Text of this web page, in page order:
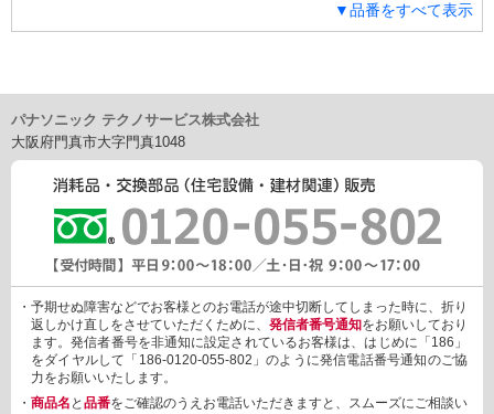
MWS,CH1009HWS,CH1009HMWS,CH1003ZWS,CH1003WS7,C
H1003WS,CH1003RWS7,CH1003RWS,CH1003RMWS,CH1003
WS,CH1002PMWS,CH1002MWS7,CH1002MWS,CH1002HWS,
CH1002HMWS,CH1001WS7,CH1001WS,CH1001MWS7,CH100
1MWS,CH1001HWS,CH1001HMWS,CH1009ZWS,CH1009WS7,
CH1009WS,CH1009MWS7,CH1009MWS,CH1009HWS,CH1009
HMWS,CH1003ZWS,CH1003WS7,CH1003WS,CH1003RWS7,C
H1003RWS,CH1003RMWS,CH1003PWS,CH1003PMWS,CH100
3MWS7,CH1003MWS,CH1003HWS,CH1003HMWS,CH1002ZW
S,CH1002WS7,CH1002WS,CH1002RWS7,CH1002RWS,CH100
2RMWS7,CH1002RMWS,CH1002PWS,CH1002PMWS,CH1002
MWS7,CH1002MWS,CH1002HWS,CH1002HMWS,CH1001WS7,
CH1001WS,CH1001MWS7,CH1001MWS,CH1001HWS,CH1001
HMWS
▼品番をすべて表示
パナソニック テクノサービス株式会社
大阪府門真市大字門真1048
・予期せぬ障害などでお客様とのお電話が途中切断してしまった時に、折り
返しかけ直しをさせていただくために、 発信者番号通知をお願いしており
ます。発信者番号を非通知に設定されているお客様は、はじめに「186」
をダイヤルして「186-0120-055-802」のように発信電話番号通知のご協
力をお願いいたします。
・ 商品名 と 品番をご確認のうえお電話いただきますと、スムーズにご相談い